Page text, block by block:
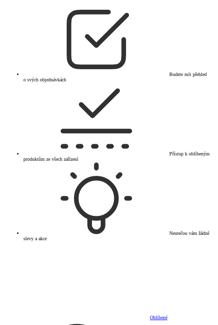
Budete mít přehled
o svých objednávkách
Přístup k oblíbeným
produktům ze všech zařízení
Neutečou vám žádné
slevy a akce
Oblíbené